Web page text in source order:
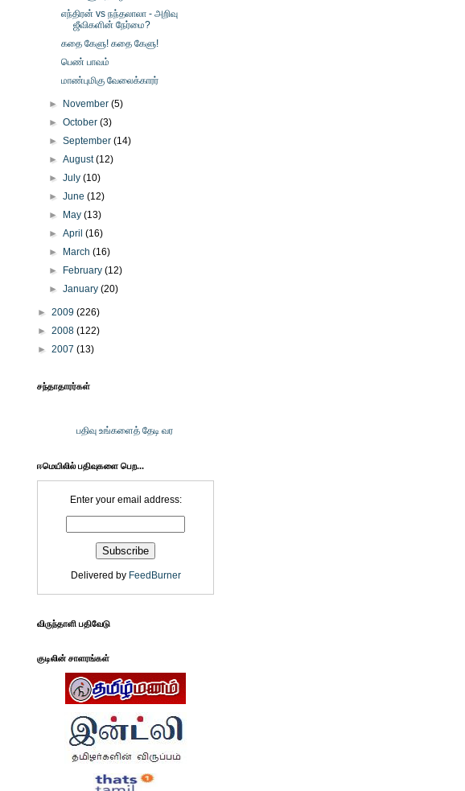
எந்திரன் vs நந்தலாலா - அறிவு
ஜீவிகளின் நேர்மை?
கதை கேளு! கதை கேளு!
பெண் பாவம்
மாண்புமிகு வேலைக்காரர்
► November(5)
►October(3)
►September(14)
►August(12)
►July(10)
►June(12)
►
May(13)
►April(16)
►
March(16)
►
February(12)
►January(20)
► 2009 (226)
► 2008 (122)
► 2007 (13)
சந்தாதாரர்கள்
பதிவு உங்களைத் தேடி வர
ஈமெயிலில் பதிவுகளை பெற...
Enter your email address:
Delivered by FeedBurner
விருந்தாளி பதிவேடு
குடிலின் சாளரங்கள்